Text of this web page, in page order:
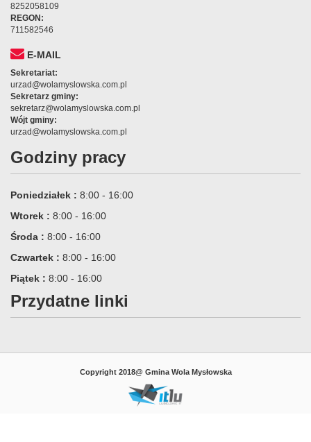
8252058109
REGON:
711582546
E-MAIL
Sekretariat:
urzad@wolamyslowska.com.pl
Sekretarz gminy:
sekretarz@wolamyslowska.com.pl
Wójt gminy:
urzad@wolamyslowska.com.pl
Godziny pracy
Poniedziałek : 8:00 - 16:00
Wtorek : 8:00 - 16:00
Środa : 8:00 - 16:00
Czwartek : 8:00 - 16:00
Piątek : 8:00 - 16:00
Przydatne linki
Copyright 2018@ Gmina Wola Mysłowska